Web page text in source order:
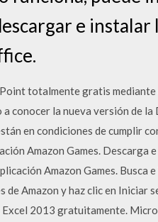
e instalar
totalmente gratis
conocer la nueva versión de la
en condiciones de cumplir
Amazon Games. Descarga
Amazon Games. Busca
de Amazon y haz clic en Iniciar
2013 gratuitamente.